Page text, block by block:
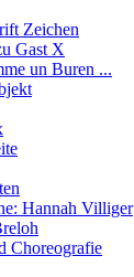
Zeichen
Gast X
un Buren ...
Hannah Villiger
Choreografie